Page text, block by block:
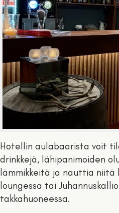
Hotellin aulabaarista voit
drinkkejä, lähipanimoiden
lämmikkeitä ja nauttia
loungessa tai
takkahuoneessa.